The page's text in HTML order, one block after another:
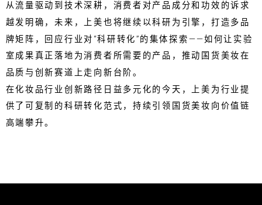
从流量驱动到技术深耕，消费者对产品成分和功效的诉求
越发明确，未来，上美也将继续以科研为引擎，打造多品
牌矩阵，回应行业对“科研转化”的集体探索——如何让实验
室成果真正落地为消费者所需要的产品，推动国货美妆在
品质与创新赛道上走向新台阶。
在化妆品行业创新路径日益多元化的今天，上美为行业提
供了可复制的科研转化范式，持续引领国货美妆向价值链
高端攀升。